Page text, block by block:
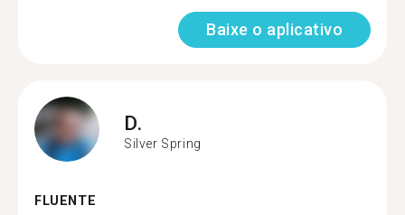
Baixe o aplicativo
D.
Silver Spring
FLUENTE